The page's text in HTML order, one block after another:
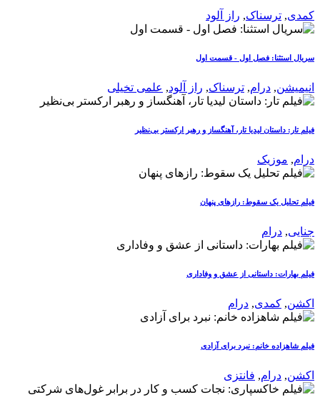
کمدی, ترسناک, راز آلود
سریال استثنا: فصل اول - قسمت اول
انیمیشن, درام, ترسناک, راز آلود, علمی تخیلی
فیلم تار: داستان لیدیا تار، آهنگساز و رهبر ارکستر بی‌نظیر
درام, موزیک
فیلم تحلیل یک سقوط: رازهای پنهان
جنایی, درام
فیلم بهارات: داستانی از عشق و وفاداری
اکشن, کمدی, درام
فیلم شاهزاده خانم: نبرد برای آزادی
اکشن, درام, فانتزی